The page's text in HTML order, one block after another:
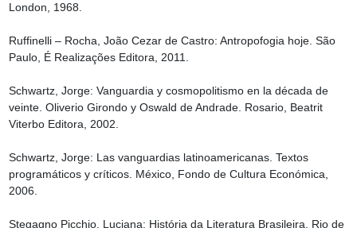
London, 1968.
Ruffinelli – Rocha, João Cezar de Castro: Antropofogia hoje. São
Paulo, É Realizações Editora, 2011.
Schwartz, Jorge: Vanguardia y cosmopolitismo en la década de
veinte. Oliverio Girondo y Oswald de Andrade. Rosario, Beatrit
Viterbo Editora, 2002.
Schwartz, Jorge: Las vanguardias latinoamericanas. Textos
programáticos y críticos. México, Fondo de Cultura Económica,
2006.
Stegagno Picchio, Luciana: História da Literatura Brasileira. Rio de